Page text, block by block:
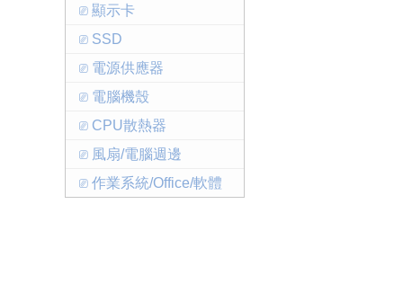
⎚ 顯示卡
⎚ SSD
⎚ 電源供應器
⎚ 電腦機殼
⎚ CPU散熱器
⎚ 風扇/電腦週邊
⎚ 作業系統/Office/軟體